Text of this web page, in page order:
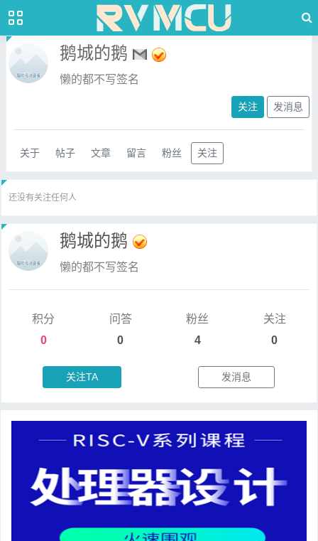
鹅城的鹅
懒的都不写签名
关注 发消息
关于 帖子 文章 留言 粉丝 关注
还没有关注任何人
鹅城的鹅
懒的都不写签名
积分
0
问答
0
粉丝
4
关注
0
关注TA 发消息